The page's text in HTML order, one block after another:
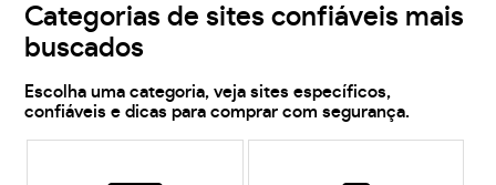
Categorias de sites confiáveis mais
buscados
Escolha uma categoria, veja sites específicos,
confiáveis e dicas para comprar com segurança.